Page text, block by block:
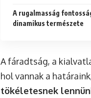
A rugalmasság
dinamikus természete
A fáradtság, a
hol vannak a
tökéletesnek